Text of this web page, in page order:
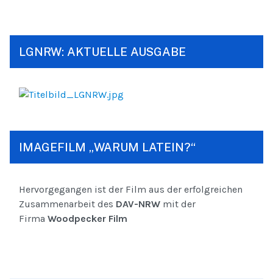
LGNRW: AKTUELLE AUSGABE
IMAGEFILM „WARUM LATEIN?“
Hervorgegangen ist der Film aus der erfolgreichen
Zusammenarbeit des DAV-NRW mit der
Firma Woodpecker Film